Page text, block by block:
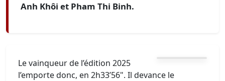
Anh Khôi et Pham Thi Binh.
Le vainqueur de l’édition 2025
l’emporte donc, en 2h33’56". Il devance le